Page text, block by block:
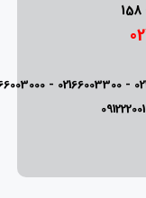
-
02166003300
-